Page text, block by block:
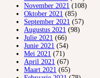
November 2021 (108)
Oktober 2021 (85)
September 2021 (57)
Augustus 2021 (98)
Julie 2021 (66)
Junie 2021 (54)
Mei 2021 (71)
April 2021 (67)
Maart 2021 (65)